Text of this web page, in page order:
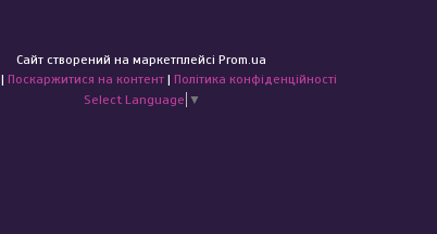
Сайт створений на маркетплейсі Prom.ua
Shop-24 | Поскаржитися на контент | Політика конфіденційності
Select Language ▼